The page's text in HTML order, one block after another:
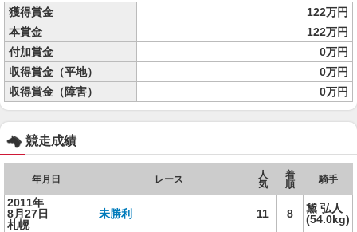
獲得賞金
122万円
本賞金
122万円
付加賞金
0万円
収得賞金（平地）
0万円
収得賞金（障害）
0万円
競走成績
年月日 レース
人
気
着
順
騎手
2011年
8月27日
札幌
未勝利 11 8
黛 弘人
(54.0kg)